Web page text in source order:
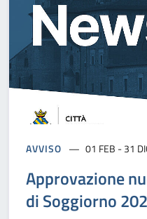
AVVISO 01 FEB - 31
Approvazione
di Soggiorno